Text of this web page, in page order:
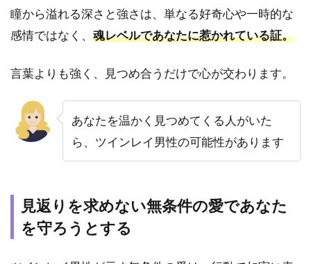
るべ
き試
練の
イレ
期
間）
だか
なあ
なた
に釣
瞳から溢れる深さと強さは、単なる好奇心や一時的な
感情ではなく、 魂レベルであなたに惹かれている証。
言葉よりも強く、見つめ合うだけで心が交わります。
あなたを温かく見つめてくる人がいた
ら、ツインレイ男性の可能性があります
見返りを求めない無条件の愛であなた
を守ろうとする